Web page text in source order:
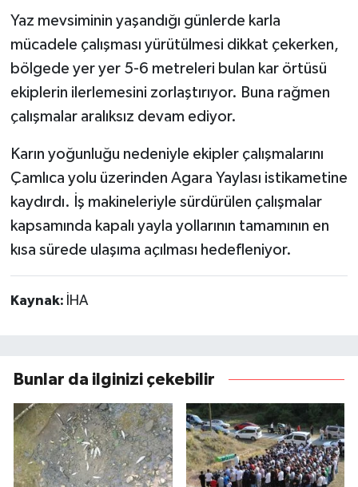
Yaz mevsiminin yaşandığı günlerde karla
mücadele çalışması yürütülmesi dikkat çekerken,
bölgede yer yer 5-6 metreleri bulan kar örtüsü
ekiplerin ilerlemesini zorlaştırıyor. Buna rağmen
çalışmalar aralıksız devam ediyor.
Karın yoğunluğu nedeniyle ekipler çalışmalarını
Çamlıca yolu üzerinden Agara Yaylası istikametine
kaydırdı. İş makineleriyle sürdürülen çalışmalar
kapsamında kapalı yayla yollarının tamamının en
kısa sürede ulaşıma açılması hedefleniyor.
Kaynak: İHA
Bunlar da ilginizi çekebilir